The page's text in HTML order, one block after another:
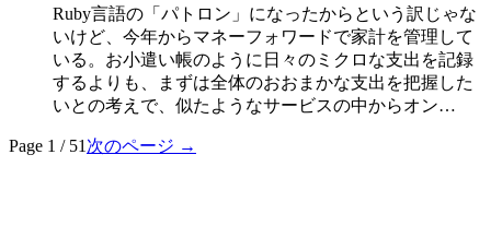
Ruby言語の「パトロン」になったからという訳じゃな
いけど、今年からマネーフォワードで家計を管理して
いる。お小遣い帳のように日々のミクロな支出を記録
するよりも、まずは全体のおおまかな支出を把握した
いとの考えで、似たようなサービスの中からオン…
Page 1 / 51 次のページ →